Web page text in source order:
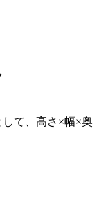
て、高さ×幅×奥